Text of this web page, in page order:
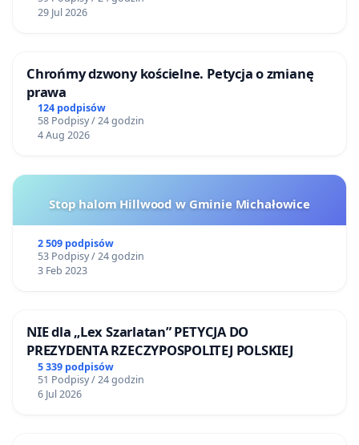
29 Jul 2026
Chrońmy dzwony kościelne. Petycja o zmianę
prawa
124 podpisów
58 Podpisy / 24 godzin
4 Aug 2026
Stop halom Hillwood w Gminie Michałowice
2 509 podpisów
53 Podpisy / 24 godzin
3 Feb 2023
NIE dla „Lex Szarlatan” PETYCJA DO
PREZYDENTA RZECZYPOSPOLITEJ POLSKIEJ
5 339 podpisów
51 Podpisy / 24 godzin
6 Jul 2026